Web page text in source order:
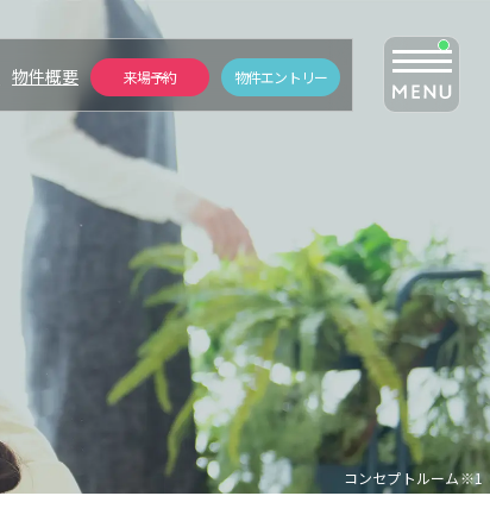
物件概要 来場予約 物件エントリー
ZEH-M / Low carbon
ZEH-M/低炭素
FUTURE
堺の未来
設備・仕様 コンセプトルーム※1